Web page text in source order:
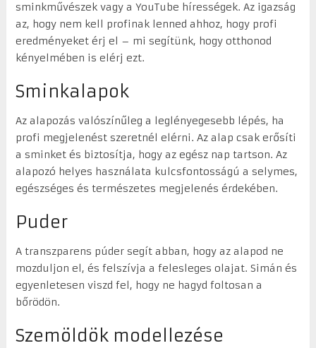
sminkművészek vagy a YouTube hírességek. Az igazság
az, hogy nem kell profinak lenned ahhoz, hogy profi
eredményeket érj el – mi segítünk, hogy otthonod
kényelmében is elérj ezt.
Sminkalapok
Az alapozás valószínűleg a leglényegesebb lépés, ha
profi megjelenést szeretnél elérni. Az alap csak erősíti
a sminket és biztosítja, hogy az egész nap tartson. Az
alapozó helyes használata kulcsfontosságú a selymes,
egészséges és természetes megjelenés érdekében.
Puder
A transzparens púder segít abban, hogy az alapod ne
mozduljon el, és felszívja a felesleges olajat. Simán és
egyenletesen viszd fel, hogy ne hagyd foltosan a
bőrödön.
Szemöldök modellezése